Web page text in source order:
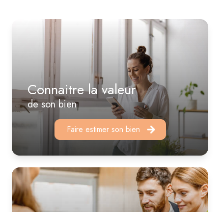
Connaitre la valeur
de son bien
Faire estimer son bien